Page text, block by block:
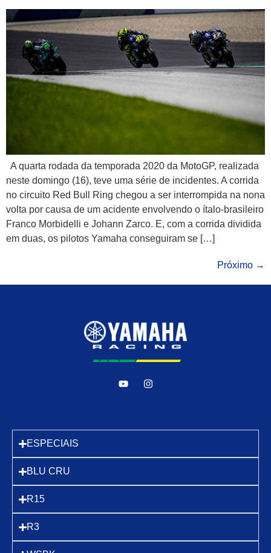
A quarta rodada da temporada 2020 da MotoGP, realizada
neste domingo (16), teve uma série de incidentes. A corrida
no circuito Red Bull Ring chegou a ser interrompida na nona
volta por causa de um acidente envolvendo o ítalo-brasileiro
Franco Morbidelli e Johann Zarco. E, com a corrida dividida
em duas, os pilotos Yamaha conseguiram se […]
Próximo →
ESPECIAIS
BLU CRU
R15
R3